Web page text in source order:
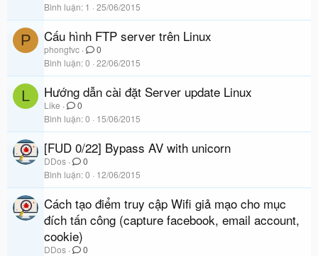
Bình luận 1 25/06/2015
P Cấu hình FTP server trên Linux
phongtvc
0
Bình luận 0 22/06/2015
L Hướng dẫn cài đặt Server update Linux
Like
0
Bình luận 0 15/06/2015
[FUD 0/22] Bypass AV with unicorn
DDos
0
Bình luận 0 12/06/2015
Cách tạo điểm truy cập Wifi giả mạo cho mục
đích tấn công (capture facebook, email account,
cookie)
DDos
0